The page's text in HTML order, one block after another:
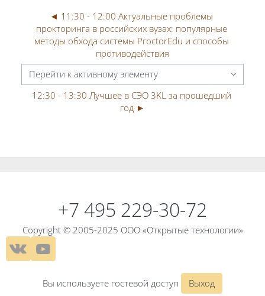
◄ 11:30 - 12:00 Актуальные проблемы
прокторинга в российских вузах: популярные
методы обхода системы ProctorEdu и способы
противодействия
Перейти к активному элементу
12:30 - 13:30 Лучшее в СЭО 3KL за прошедший
год ►
+7 495 229-30-72
Copyright © 2005-2025 ООО «Открытые технологии»
Вы используете гостевой доступ Выход